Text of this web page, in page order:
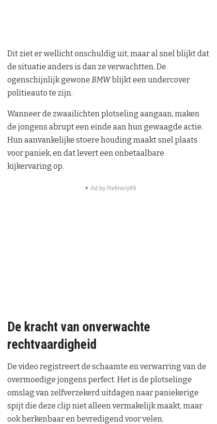
Dit ziet er wellicht onschuldig uit, maar al snel blijkt dat
de situatie anders is dan ze verwachtten. De
ogenschijnlijk gewone BMWblijkt een undercover
politieauto te zijn.
Wanneer de zwaailichten plotseling aangaan, maken
de jongens abrupt een einde aan hun gewaagde actie.
Hun aanvankelijke stoere houding maakt snel plaats
voor paniek, en dat levert een onbetaalbare
kijkervaring op.
▼ Ad by Refinery89
De kracht van onverwachte
rechtvaardigheid
De video registreert de schaamte en verwarring van de
overmoedige jongens perfect. Het is de plotselinge
omslag van zelfverzekerd uitdagen naar paniekerige
spijt die deze clip niet alleen vermakelijk maakt, maar
ook herkenbaar en bevredigend voor velen.